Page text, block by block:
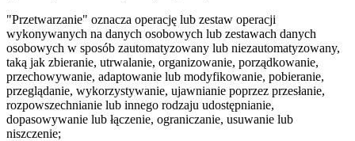
"Przetwarzanie" oznacza operację lub zestaw operacji
wykonywanych na danych osobowych lub zestawach danych
osobowych w sposób zautomatyzowany lub niezautomatyzowany,
taką jak zbieranie, utrwalanie, organizowanie, porządkowanie,
przechowywanie, adaptowanie lub modyfikowanie, pobieranie,
przeglądanie, wykorzystywanie, ujawnianie poprzez przesłanie,
rozpowszechnianie lub innego rodzaju udostępnianie,
dopasowywanie lub łączenie, ograniczanie, usuwanie lub
niszczenie;